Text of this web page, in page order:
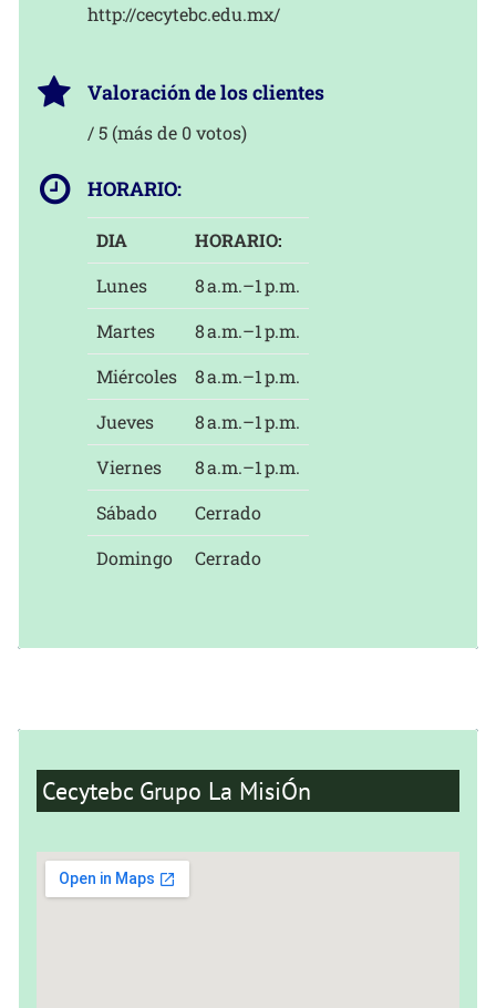
http://cecytebc.edu.mx/
Valoración de los clientes
/ 5 (más de 0 votos)
HORARIO:
DIA
HORARIO:
Lunes
8 a.m.–1 p.m.
Martes
8 a.m.–1 p.m.
Miércoles
8 a.m.–1 p.m.
Jueves
8 a.m.–1 p.m.
Viernes
8 a.m.–1 p.m.
Sábado
Cerrado
Domingo
Cerrado
Cecytebc Grupo La MisiÓn